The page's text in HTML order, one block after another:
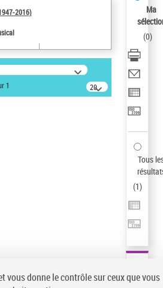
2016)
2016)
1
20
résultats/page
Ma
(0)
Tous
(1)
vous donne le contrôle sur ceux que vous